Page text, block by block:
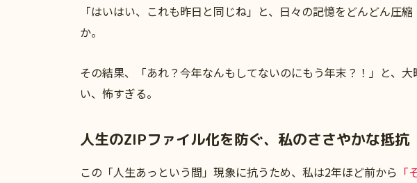
「はいはい、これも昨日と同じね」と、日々の記憶をどんどん圧
か。
その結果、「あれ？今年なんもしてないのにもう年末？！」と、
い、怖すぎる。
人生のZIPファイル化を防ぐ、私のささやかな抵抗
この「人生あっという間」現象に抗うため、私は2年ほど前から